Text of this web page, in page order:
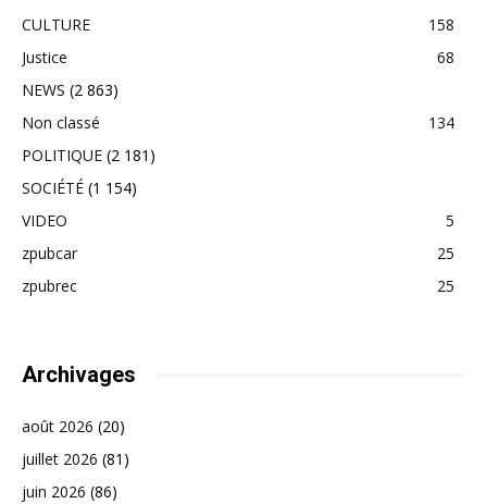
CULTURE
158
Justice
68
NEWS (2 863)
Non classé
134
POLITIQUE (2 181)
SOCIÉTÉ (1 154)
VIDEO
5
zpubcar
25
zpubrec
25
Archivages
août 2026 (20)
juillet 2026 (81)
juin 2026 (86)